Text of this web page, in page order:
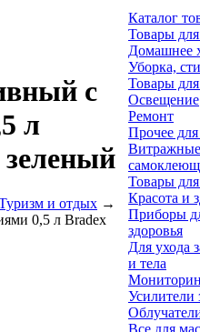
с
л
зеленый
и отдых →
0,5 л Bradex
Каталог
Товары
Домашнее
Уборка,
Товары
Освещение
Ремонт
Прочее
Витражные
Товары
Красота и
Приборы
здоровья
Для ухода
и тела
Усилители
Все для